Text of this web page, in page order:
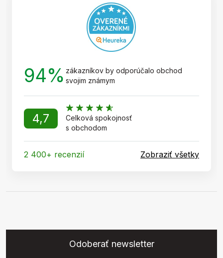
94% zákazníkov by odporúčalo obchod
svojim známym
4,7
Celková spokojnosť
s obchodom
2 400+ recenzií Zobraziť všetky
Odoberať newsletter